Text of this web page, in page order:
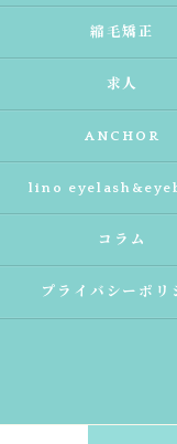
縮毛矯正
求人
ANCHOR
lino
コラム
プライバシーポリ